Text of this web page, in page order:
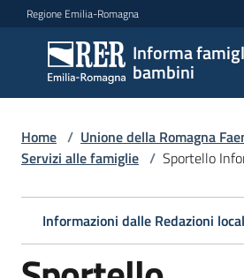
Vai al contenuto
Vai alla navigazione
Vai al footer
Regione Emilia-Romagna
Informa
bambini
Informa
famiglie
e
bambini
Argomenti
Home / Unione della Romagna
Servizi alle famiglie / Sportello
Informazioni dalle Redazioni